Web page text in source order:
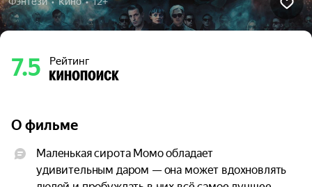
7.5 Рейтинг
О фильме
Маленькая сирота Момо обладает
удивительным даром — она может вдохновлять